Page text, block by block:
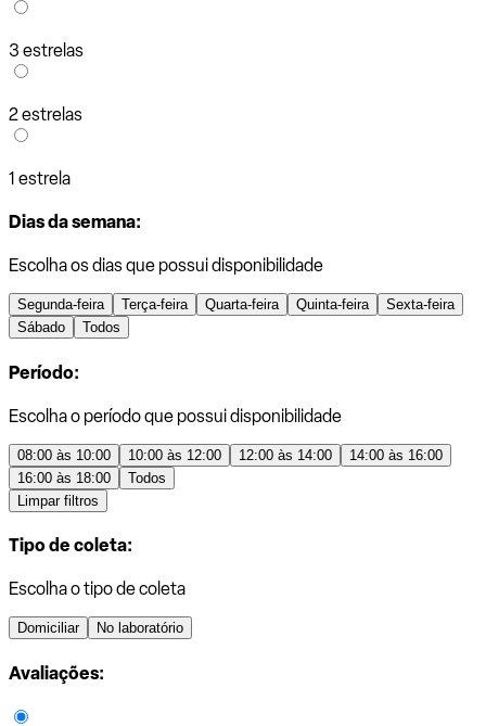
3 estrelas
2 estrelas
1 estrela
Dias da semana:
Escolha os dias que possui disponibilidade
Segunda-feira Terça-feira Quarta-feira Quinta-feira
Sexta-feira
Sábado
Todos
Período:
Escolha o período que possui disponibilidade
08:00 às 10:00 10:00 às 12:00 12:00 às 14:00
14:00 às 16:00
16:00 às 18:00
Todos
Limpar filtros
Tipo de coleta:
Escolha o tipo de coleta
Domiciliar No laboratório
Avaliações: